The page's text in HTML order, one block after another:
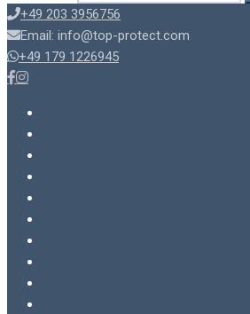
+49 203 3956756
Email: info@top-protect.com
+49 179 1226945